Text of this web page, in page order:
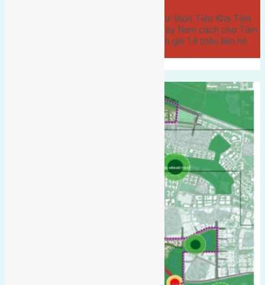
Cần bán 54m2 (4x13,5) đất thổ cư thôn Tiên Kha Tiên
Dương đường rộng 2,3m hướng Tây Nam cách chợ Tiên
Kha 300m cách cầu Nhật Tân 2km giá 14 triệu liên hệ